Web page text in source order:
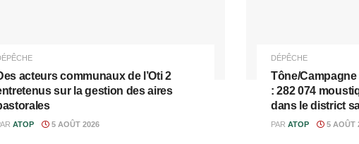
acteurs communaux de l’Oti 2
sur la gestion des aires
ATOP 5 AOÛT 2026
DÉPÊCHE
Tône/Campagne
: 282 074
dans le district
PAR ATOP 5 AOÛT